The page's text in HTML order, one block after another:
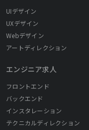
UIデザイン
UXデザイン
Webデザイン
アートディレクション
エンジニア求人
フロントエンド
バックエンド
インスタレーション
テクニカルディレクション